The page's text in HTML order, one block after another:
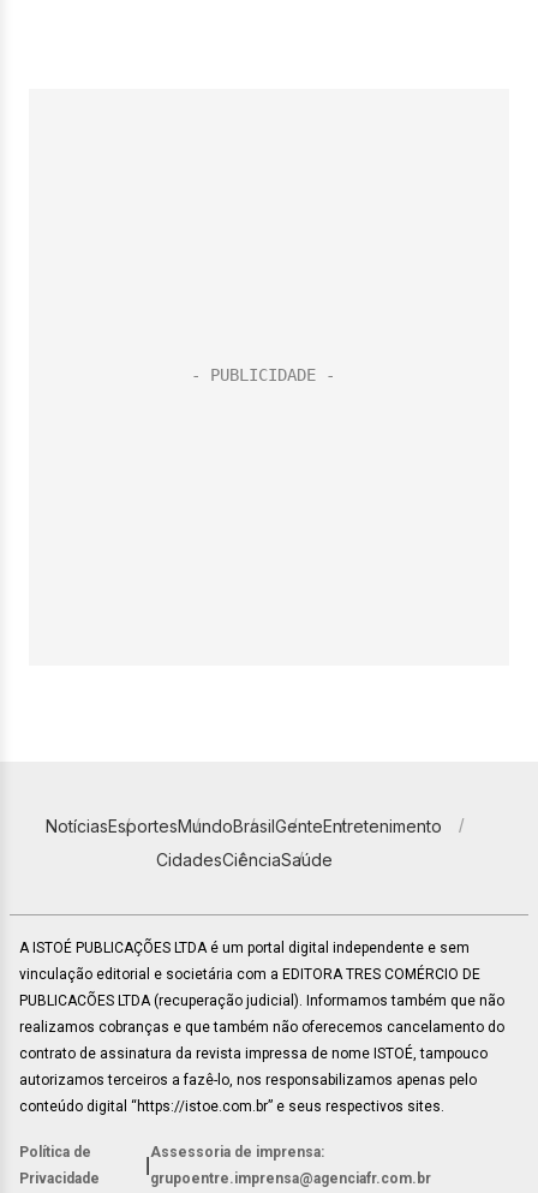
NotíciasEsportesMundoBrasilGenteEntretenimento
CidadesCiênciaSaúde
A ISTOÉ PUBLICAÇÕES LTDA é um portal digital independente e sem
vinculação editorial e societária com a EDITORA TRES COMÉRCIO DE
PUBLICACÕES LTDA (recuperação judicial). Informamos também que não
realizamos cobranças e que também não oferecemos cancelamento do
contrato de assinatura da revista impressa de nome ISTOÉ, tampouco
autorizamos terceiros a fazê-lo, nos responsabilizamos apenas pelo
conteúdo digital “https://istoe.com.br” e seus respectivos sites.
Política de
Privacidade
Assessoria de imprensa:
grupoentre.imprensa@agenciafr.com.br